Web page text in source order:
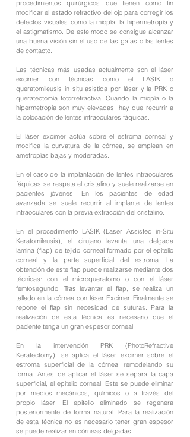
procedimientos quirúrgicos que tienen como fin
modificar el estado refractivo del ojo para corregir los
defectos visuales como la miopía, la hipermetropía y
el astigmatismo. De este modo se consigue alcanzar
una buena visión sin el uso de las gafas o las lentes
de contacto.
Las técnicas más usadas actualmente son el láser
excimer con técnicas como el LASIK o
queratomileusis in situ asistida por láser y la PRK o
queratectomía fotorrefractiva. Cuando la miopía o la
hipermetropía son muy elevadas, hay que recurrir a
la colocación de lentes intraoculares fáquicas.
El láser excimer actúa sobre el estroma corneal y
modifica la curvatura de la córnea, se emplean en
ametropías bajas y moderadas.
En el caso de la implantación de lentes intraoculares
fáquicas se respeta el cristalino y suele realizarse en
pacientes jóvenes. En los pacientes de edad
avanzada se suele recurrir al implante de lentes
intraoculares con la previa extracción del cristalino.
En el procedimiento LASIK (Laser Assisted in-Situ
Keratomileusis), el cirujano levanta una delgada
lamina (flap) de tejido corneal formado por el epitelio
corneal y la parte superficial del estroma. La
obtención de este flap puede realizarse mediante dos
técnicas: con el microqueratomo o con el láser
femtosegundo. Tras levantar el flap, se realiza un
tallado en la córnea con láser Excimer. Finalmente se
repone el flap sin necesidad de suturas. Para la
realización de esta técnica es necesario que el
paciente tenga un gran espesor corneal.
En la intervención PRK (PhotoRefractive
Keratectomy), se aplica el láser excimer sobre el
estroma superficial de la córnea, remodelando su
forma. Antes de aplicar el láser se separa la capa
superficial, el epitelio corneal. Este se puede eliminar
por medios mecánicos, químicos o a través del
propio láser. El epitelio eliminado se regenera
posteriormente de forma natural. Para la realización
de esta técnica no es necesario tener gran espesor
se puede realizar en córneas delgadas.